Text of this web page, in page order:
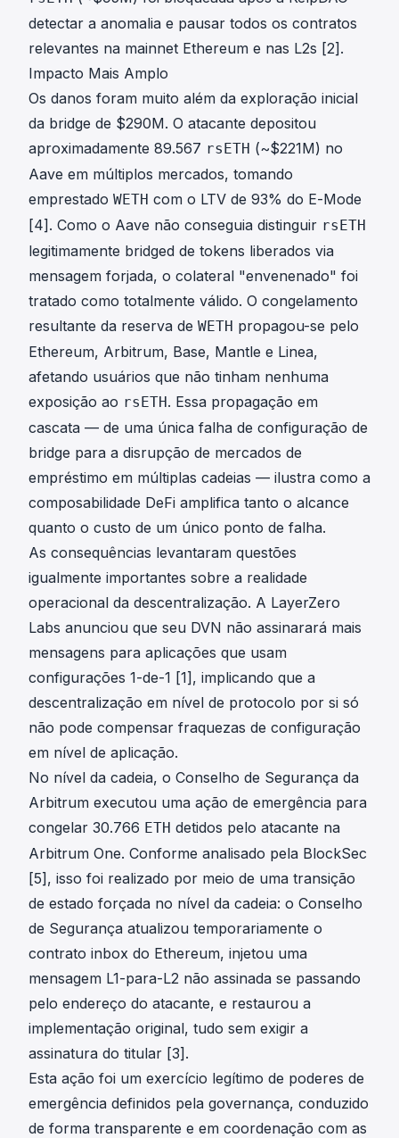
detectar a anomalia e pausar todos os contratos
relevantes na mainnet Ethereum e nas L2s [2].
Impacto Mais Amplo
Os danos foram muito além da exploração inicial
da bridge de $290M. O atacante depositou
aproximadamente 89.567 rsETH (~$221M) no
Aave em múltiplos mercados, tomando
emprestado WETH com o LTV de 93% do E-Mode
[4]. Como o Aave não conseguia distinguir rsETH
legitimamente bridged de tokens liberados via
mensagem forjada, o colateral "envenenado" foi
tratado como totalmente válido. O congelamento
resultante da reserva de WETH propagou-se pelo
Ethereum, Arbitrum, Base, Mantle e Linea,
afetando usuários que não tinham nenhuma
exposição ao rsETH. Essa propagação em
cascata — de uma única falha de configuração de
bridge para a disrupção de mercados de
empréstimo em múltiplas cadeias — ilustra como a
composabilidade DeFi amplifica tanto o alcance
quanto o custo de um único ponto de falha.
As consequências levantaram questões
igualmente importantes sobre a realidade
operacional da descentralização. A LayerZero
Labs anunciou que seu DVN não assinarará mais
mensagens para aplicações que usam
configurações 1-de-1 [1], implicando que a
descentralização em nível de protocolo por si só
não pode compensar fraquezas de configuração
em nível de aplicação.
No nível da cadeia, o Conselho de Segurança da
Arbitrum executou uma ação de emergência para
congelar 30.766 ETH detidos pelo atacante na
Arbitrum One. Conforme analisado pela BlockSec
[5], isso foi realizado por meio de uma transição
de estado forçada no nível da cadeia: o Conselho
de Segurança atualizou temporariamente o
contrato inbox do Ethereum, injetou uma
mensagem L1-para-L2 não assinada se passando
pelo endereço do atacante, e restaurou a
implementação original, tudo sem exigir a
assinatura do titular [3].
Esta ação foi um exercício legítimo de poderes de
emergência definidos pela governança, conduzido
de forma transparente e em coordenação com as